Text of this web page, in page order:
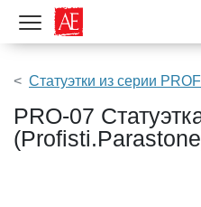
Показать меню
Статуэтки из серии
PRO-07